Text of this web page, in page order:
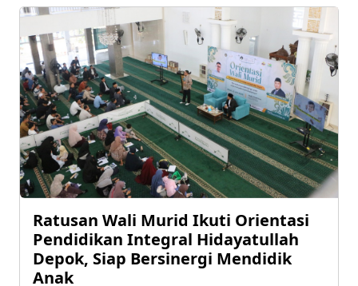
Ratusan Wali Murid Ikuti Orientasi
Pendidikan Integral Hidayatullah
Depok, Siap Bersinergi Mendidik
Anak